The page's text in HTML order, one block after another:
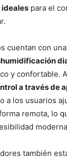
ideales para el
cuentan con una
y confortable.
a través de
a los usuarios
remota, lo
también